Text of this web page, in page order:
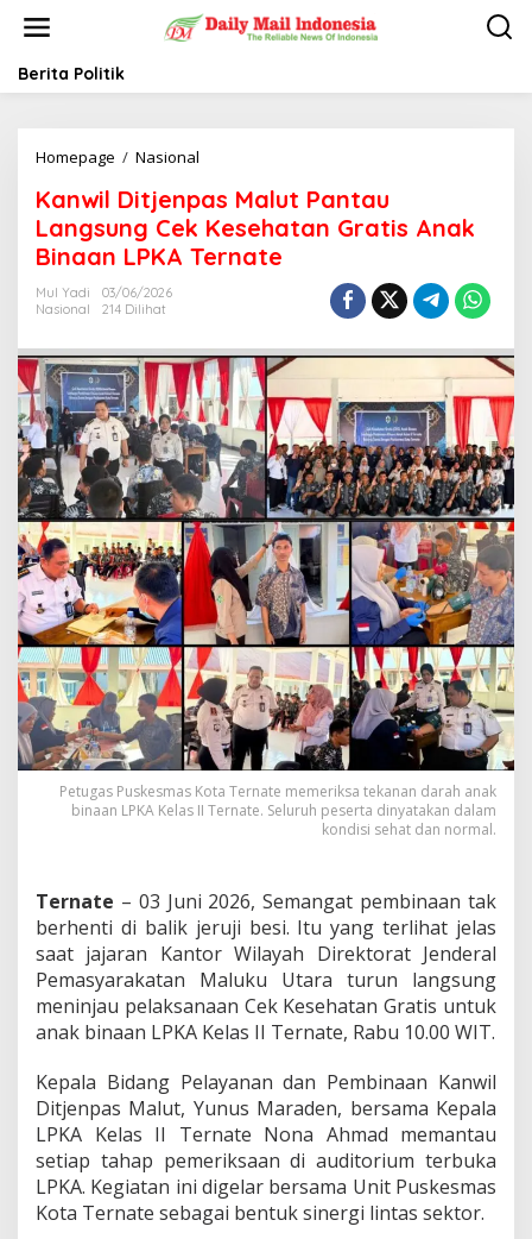
t
Berita Politik
Homepage / Nasional
n
w
j
e
n
p
a
s
M
a
l
u
P
n
t
a
u
L
a
n
g
s
u
e
k
K
e
s
e
h
t
a
n
G
r
a
t
i
Kanwil Ditjenpas Malut Pantau
Langsung Cek Kesehatan Gratis Anak
Binaan LPKA Ternate
Mul Yadi
03/06/2026
Nasional
214 Dilihat
Petugas Puskesmas Kota Ternate memeriksa tekanan darah anak
binaan LPKA Kelas II Ternate. Seluruh peserta dinyatakan dalam
kondisi sehat dan normal.
Ternate – 03 Juni 2026, Semangat pembinaan tak
berhenti di balik jeruji besi. Itu yang terlihat jelas
saat jajaran Kantor Wilayah Direktorat Jenderal
Pemasyarakatan Maluku Utara turun langsung
meninjau pelaksanaan Cek Kesehatan Gratis untuk
anak binaan LPKA Kelas II Ternate, Rabu 10.00 WIT.
Kepala Bidang Pelayanan dan Pembinaan Kanwil
Ditjenpas Malut, Yunus Maraden, bersama Kepala
LPKA Kelas II Ternate Nona Ahmad memantau
setiap tahap pemeriksaan di auditorium terbuka
LPKA. Kegiatan ini digelar bersama Unit Puskesmas
Kota Ternate sebagai bentuk sinergi lintas sektor.